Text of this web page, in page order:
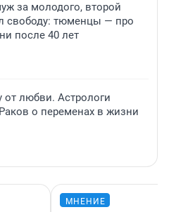
за молодого, второй
свободу: тюменцы — про
после 40 лет
от любви. Астрологи
о переменах в жизни
МНЕНИЕ